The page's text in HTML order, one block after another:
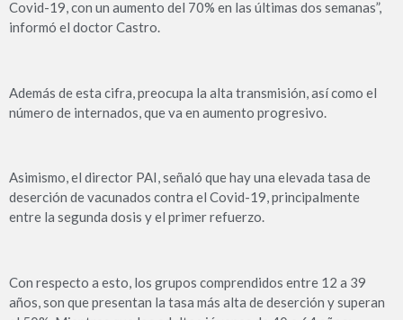
Covid-19, con un aumento del 70% en las últimas dos semanas”,
informó el doctor Castro.
Además de esta cifra, preocupa la alta transmisión, así como el
número de internados, que va en aumento progresivo.
Asimismo, el director PAI, señaló que hay una elevada tasa de
deserción de vacunados contra el Covid-19, principalmente
entre la segunda dosis y el primer refuerzo.
Con respecto a esto, los grupos comprendidos entre 12 a 39
años, son que presentan la tasa más alta de deserción y superan